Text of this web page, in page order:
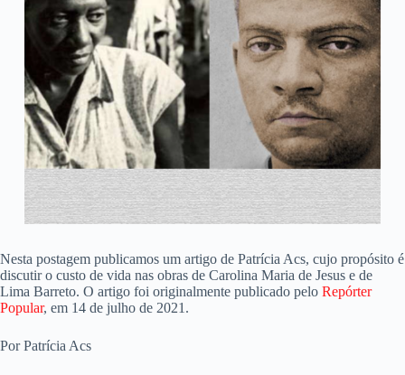
Nesta postagem publicamos um artigo de Patrícia Acs, cujo propósito é
discutir o custo de vida nas obras de Carolina Maria de Jesus e de
Lima Barreto. O artigo foi originalmente publicado pelo Repórter
Popular, em 14 de julho de 2021.
Por Patrícia Acs